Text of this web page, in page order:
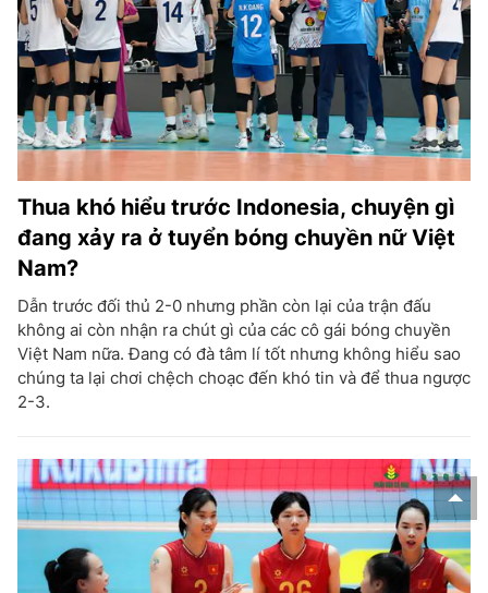
Thua khó hiểu trước Indonesia, chuyện gì
đang xảy ra ở tuyển bóng chuyền nữ Việt
Nam?
Dẫn trước đối thủ 2-0 nhưng phần còn lại của trận đấu
không ai còn nhận ra chút gì của các cô gái bóng chuyền
Việt Nam nữa. Đang có đà tâm lí tốt nhưng không hiểu sao
chúng ta lại chơi chệch choạc đến khó tin và để thua ngược
2-3.